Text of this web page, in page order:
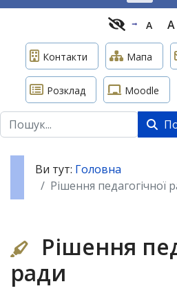
A A
Контакти Мапа
Розклад Moodle
Пошук
Ви тут: Головна
Рішення педагогічної
Рішення
ради